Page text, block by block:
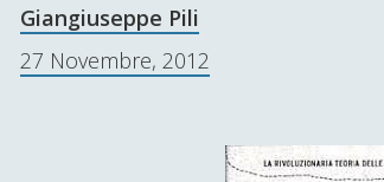
Giangiuseppe Pili
27 Novembre, 2012